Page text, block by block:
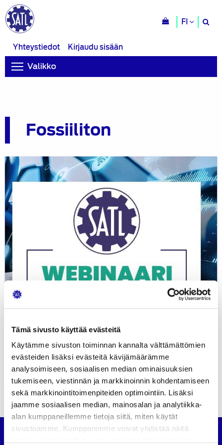
Tämä sivusto käyttää evästeitä
Käytämme sivuston toiminnan kannalta välttämättömien
evästeiden lisäksi evästeitä kävijämäärämme
analysoimiseen, sosiaalisen median ominaisuuksien
tukemiseen, viestinnän ja markkinoinnin kohdentamiseen
sekä markkinointitoimenpiteiden optimointiin. Lisäksi
jaamme sosiaalisen median, mainosalan ja analytiikka-
alan kumppaneillemme tietoja siitä, miten käytät
sivustoamme. Kumppanimme voivat yhdistää näitä
FI
Yhteystiedot
Kirjaudu sisään
Valikko
Fossiiliton
Liikenteen trendit 9.11.2020:
webinaaritallenteet nähtävissä
16.11.2020 UUTISET
Liikenteen
trendit
9.11.2020:
webinaaritallenteet
nähtävissä